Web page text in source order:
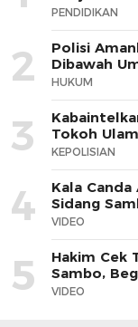
PENDIDIKAN
2
Polisi
Dibawah
HUKUM
3
Tokoh
KEPOLISIAN
4
Kala Canda
Sidang
VIDEO
5
Hakim Cek
Sambo,
VIDEO